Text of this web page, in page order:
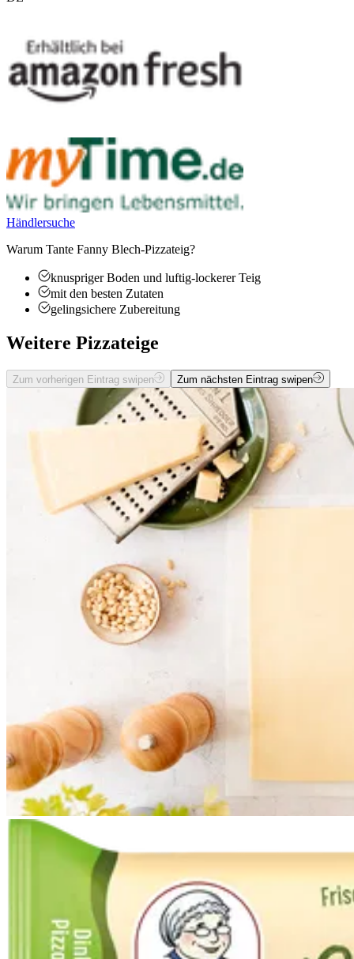
Händlersuche
Warum Tante Fanny Blech-Pizzateig?
knuspriger Boden und luftig-lockerer Teig
mit den besten Zutaten
gelingsichere Zubereitung
Weitere Pizzateige
Zum vorherigen Eintrag swipen Zum nächsten Eintrag swipen